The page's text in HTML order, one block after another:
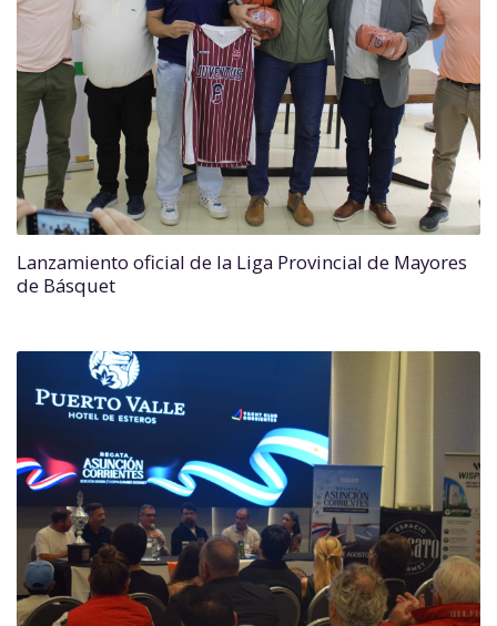
Lanzamiento oficial de la Liga Provincial de Mayores
de Básquet